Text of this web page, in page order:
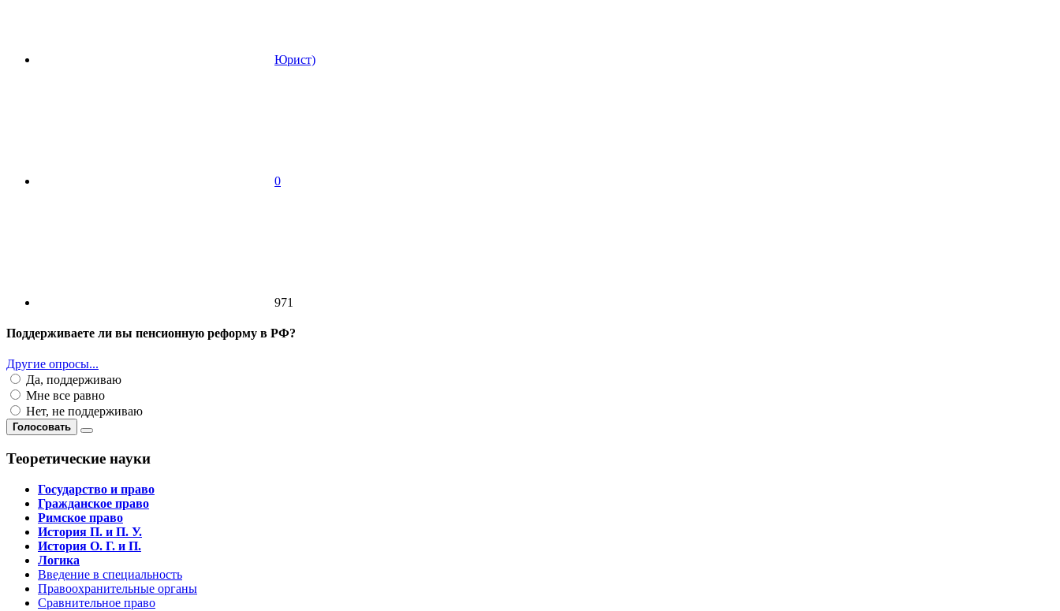
Юрист)
0
971
Поддерживаете ли вы пенсионную реформу в РФ?
Другие опросы...
Да, поддерживаю
Мне все равно
Нет, не поддерживаю
Голосовать
Теоретические науки
Государство и право
Гражданское право
Римское право
История П. и П. У.
История О. Г. и П.
Логика
Введение в специальность
Правоохранительные органы
Сравнительное право